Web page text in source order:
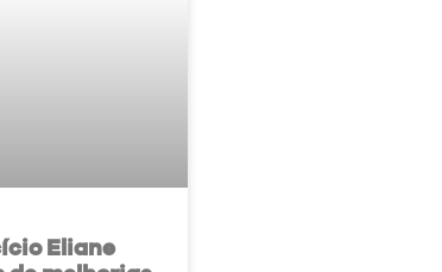
Eliane